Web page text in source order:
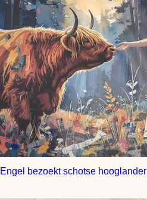
Engel bezoekt schotse hooglander